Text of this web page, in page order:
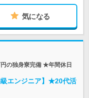
気になる
の独身寮完備 ★年間休日
エンジニア】★20代活